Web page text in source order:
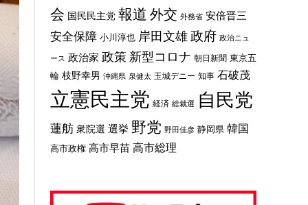
会 国民民主党 報道 外交 外務省 安倍晋三
安全保障 小川淳也 岸田文雄 政府 政治ニュ
ース 政治家 政策 新型コロナ 朝日新聞 東京五
輪 枝野幸男 沖縄県 泉健太 玉城デニー 知事 石破茂
立憲民主党 経済 総裁選 自民党
蓮舫 衆院選 選挙 野党 野田佳彦 静岡県 韓国
高市政権 高市早苗 高市総理